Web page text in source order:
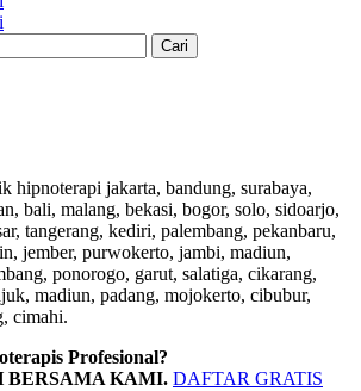
hipnoterapi jakarta, bandung, surabaya,
bali, malang, bekasi, bogor, solo, sidoarjo,
tangerang, kediri, palembang, pekanbaru,
jember, purwokerto, jambi, madiun,
ponorogo, garut, salatiga, cikarang,
madiun, padang, mojokerto, cibubur,
cimahi.
Profesional?
BERSAMA KAMI. DAFTAR GRATIS